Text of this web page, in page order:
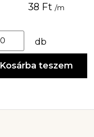
38 Ft /m
db
Kosárba teszem